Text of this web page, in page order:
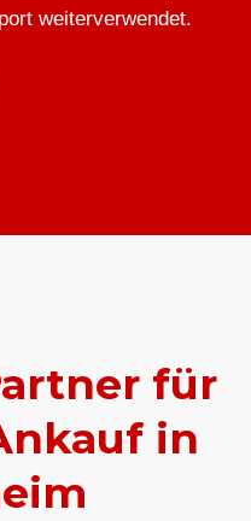
weiterverwendet.
für
in